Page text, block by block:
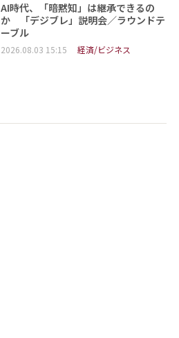
AI時代、「暗黙知」は継承できるの
か 「デジブレ」説明会／ラウンドテ
ーブル
2026.08.03 15:15 経済/ビジネス